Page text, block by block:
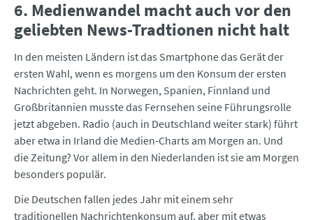
6. Medienwandel macht auch vor den
geliebten News-Tradtionen nicht halt
In den meisten Ländern ist das Smartphone das Gerät der
ersten Wahl, wenn es morgens um den Konsum der ersten
Nachrichten geht. In Norwegen, Spanien, Finnland und
Großbritannien musste das Fernsehen seine Führungsrolle
jetzt abgeben. Radio (auch in Deutschland weiter stark) führt
aber etwa in Irland die Medien-Charts am Morgen an. Und
die Zeitung? Vor allem in den Niederlanden ist sie am Morgen
besonders populär.
Die Deutschen fallen jedes Jahr mit einem sehr
traditionellen Nachrichtenkonsum auf, aber mit etwas